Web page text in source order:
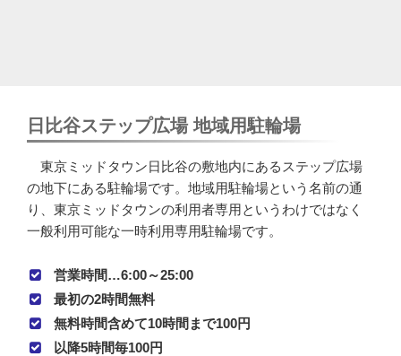
日比谷ステップ広場 地域用駐輪場
東京ミッドタウン日比谷の敷地内にあるステップ広場
の地下にある駐輪場です。地域用駐輪場という名前の通
り、東京ミッドタウンの利用者専用というわけではなく
一般利用可能な一時利用専用駐輪場です。
営業時間…6:00～25:00
最初の2時間無料
無料時間含めて10時間まで100円
以降5時間毎100円